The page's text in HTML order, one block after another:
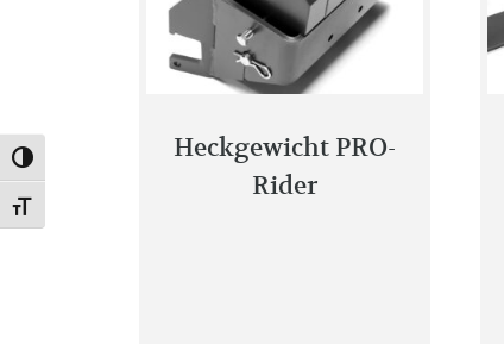
Toggle High Contrast
Toggle Font size
Heckgewicht PRO-
Rider